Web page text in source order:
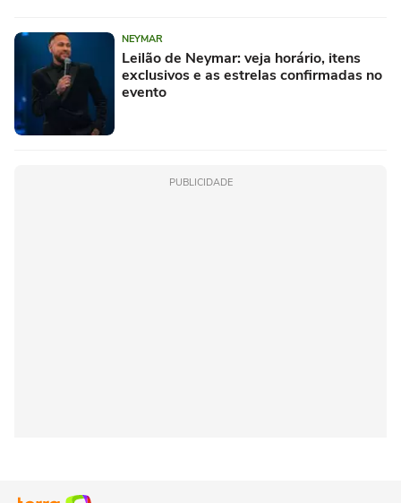
NEYMAR
Leilão de Neymar: veja horário, itens
exclusivos e as estrelas confirmadas no
evento
PUBLICIDADE